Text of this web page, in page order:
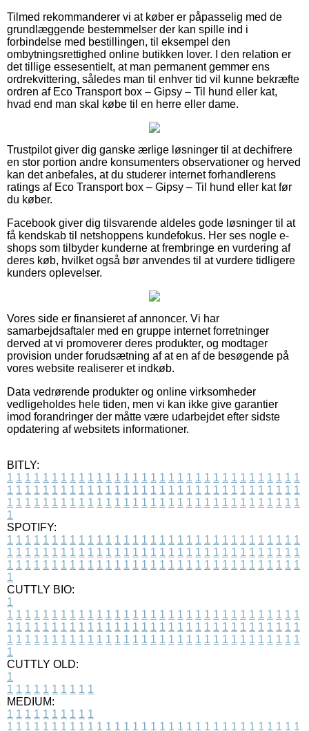
Tilmed rekommanderer vi at køber er påpasselig med de
grundlæggende bestemmelser der kan spille ind i
forbindelse med bestillingen, til eksempel den
ombytningsrettighed online butikken lover. I den relation er
det tillige essesentielt, at man permanent gemmer ens
ordrekvittering, således man til enhver tid vil kunne bekræfte
ordren af Eco Transport box – Gipsy – Til hund eller kat,
hvad end man skal købe til en herre eller dame.
Trustpilot giver dig ganske ærlige løsninger til at dechifrere
en stor portion andre konsumenters observationer og herved
kan det anbefales, at du studerer internet forhandlerens
ratings af Eco Transport box – Gipsy – Til hund eller kat før
du køber.
Facebook giver dig tilsvarende aldeles gode løsninger til at
få kendskab til netshoppens kundefokus. Her ses nogle e-
shops som tilbyder kunderne at frembringe en vurdering af
deres køb, hvilket også bør anvendes til at vurdere tidligere
kunders oplevelser.
Vores side er finansieret af annoncer. Vi har
samarbejdsaftaler med en gruppe internet forretninger
derved at vi promoverer deres produkter, og modtager
provision under forudsætning af at en af de besøgende på
vores website realiserer et indkøb.
Data vedrørende produkter og online virksomheder
vedligeholdes hele tiden, men vi kan ikke give garantier
imod forandringer der måtte være udarbejdet efter sidste
opdatering af websitets informationer.
BITLY:
1 1 1 1 1 1 1 1 1 1 1 1 1 1 1 1 1 1 1 1 1 1 1 1 1 1 1 1 1 1 1 1 1
1 1 1 1 1 1 1 1 1 1 1 1 1 1 1 1 1 1 1 1 1 1 1 1 1 1 1 1 1 1 1 1 1
1 1 1 1 1 1 1 1 1 1 1 1 1 1 1 1 1 1 1 1 1 1 1 1 1 1 1 1 1 1 1 1 1
1
SPOTIFY:
1 1 1 1 1 1 1 1 1 1 1 1 1 1 1 1 1 1 1 1 1 1 1 1 1 1 1 1 1 1 1 1 1
1 1 1 1 1 1 1 1 1 1 1 1 1 1 1 1 1 1 1 1 1 1 1 1 1 1 1 1 1 1 1 1 1
1 1 1 1 1 1 1 1 1 1 1 1 1 1 1 1 1 1 1 1 1 1 1 1 1 1 1 1 1 1 1 1 1
1
CUTTLY BIO:
1
1 1 1 1 1 1 1 1 1 1 1 1 1 1 1 1 1 1 1 1 1 1 1 1 1 1 1 1 1 1 1 1 1
1 1 1 1 1 1 1 1 1 1 1 1 1 1 1 1 1 1 1 1 1 1 1 1 1 1 1 1 1 1 1 1 1
1 1 1 1 1 1 1 1 1 1 1 1 1 1 1 1 1 1 1 1 1 1 1 1 1 1 1 1 1 1 1 1 1
1
CUTTLY OLD:
1
1 1 1 1 1 1 1 1 1 1
MEDIUM:
1 1 1 1 1 1 1 1 1 1
1 1 1 1 1 1 1 1 1 1 1 1 1 1 1 1 1 1 1 1 1 1 1 1 1 1 1 1 1 1 1 1 1